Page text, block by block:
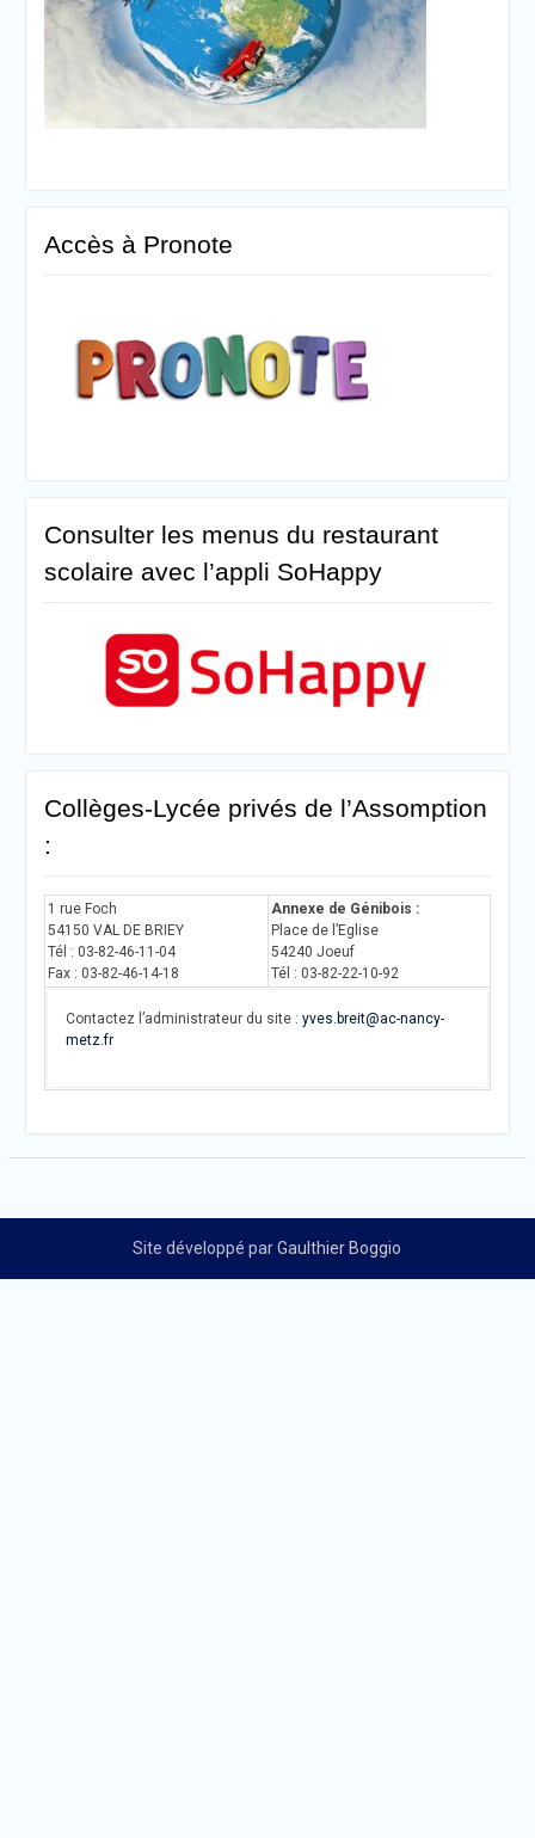
Accès à Pronote
Consulter les menus du restaurant
scolaire avec l’appli SoHappy
Collèges-Lycée privés de l’Assomption
:
1 rue Foch
54150 VAL DE BRIEY
Tél : 03-82-46-11-04
Fax : 03-82-46-14-18
Annexe de Génibois :
Place de l’Eglise
54240 Joeuf
Tél : 03-82-22-10-92
Contactez l’administrateur du site : yves.breit@ac-nancy-
metz.fr
Site développé parGaulthier Boggio